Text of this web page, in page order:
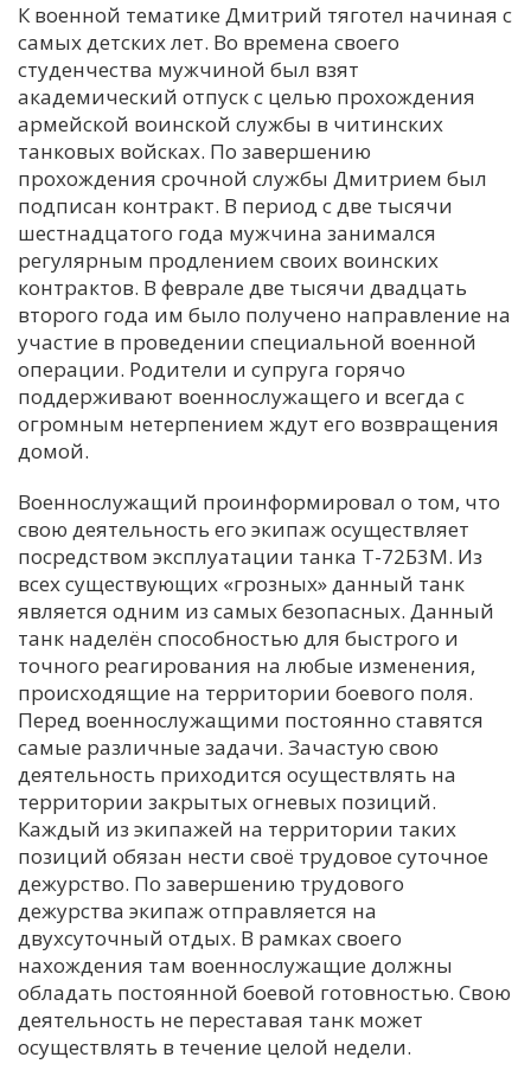
К военной тематике Дмитрий тяготел начиная с
самых детских лет. Во времена своего
студенчества мужчиной был взят
академический отпуск с целью прохождения
армейской воинской службы в читинских
танковых войсках. По завершению
прохождения срочной службы Дмитрием был
подписан контракт. В период с две тысячи
шестнадцатого года мужчина занимался
регулярным продлением своих воинских
контрактов. В феврале две тысячи двадцать
второго года им было получено направление на
участие в проведении специальной военной
операции. Родители и супруга горячо
поддерживают военнослужащего и всегда с
огромным нетерпением ждут его возвращения
домой.
Военнослужащий проинформировал о том, что
свою деятельность его экипаж осуществляет
посредством эксплуатации танка Т-72Б3М. Из
всех существующих «грозных» данный танк
является одним из самых безопасных. Данный
танк наделён способностью для быстрого и
точного реагирования на любые изменения,
происходящие на территории боевого поля.
Перед военнослужащими постоянно ставятся
самые различные задачи. Зачастую свою
деятельность приходится осуществлять на
территории закрытых огневых позиций.
Каждый из экипажей на территории таких
позиций обязан нести своё трудовое суточное
дежурство. По завершению трудового
дежурства экипаж отправляется на
двухсуточный отдых. В рамках своего
нахождения там военнослужащие должны
обладать постоянной боевой готовностью. Свою
деятельность не переставая танк может
осуществлять в течение целой недели.